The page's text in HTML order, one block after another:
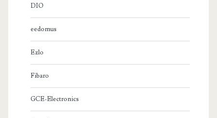
DIO
eedomus
Ezlo
Fibaro
GCE-Electronics